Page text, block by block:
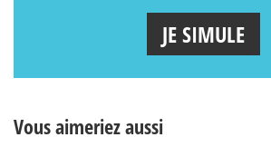
JE SIMULE
Vous aimeriez aussi